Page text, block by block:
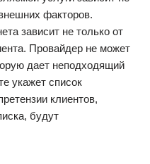
факторов.
зависит не только от
Провайдер не может
дает неподходящий
укажет список
клиентов,
будут